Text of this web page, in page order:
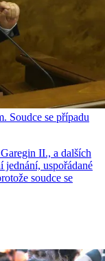
Soudce se případu
II., a dalších
jednání, uspořádané
soudce se